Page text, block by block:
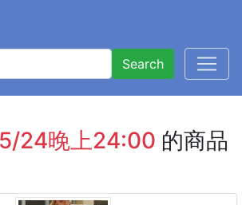
Search
24晚上24:00 的商品